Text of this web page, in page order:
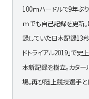
100ｍハードルで9年ぶ
ｍでも自己記録を更新
録していた日本記録13
ドトライアル2019」で
本新記録を樹立。カター
場。再び陸上競技選手と